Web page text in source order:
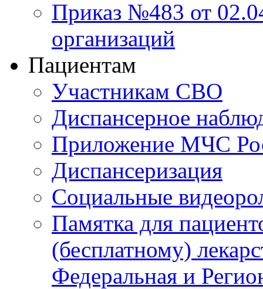
Приказ №483 от
организаций
Пациентам
Участникам СВО
Диспансерное
Приложение МЧС
Диспансеризация
Социальные
Памятка для
(бесплатному)
Федеральная и